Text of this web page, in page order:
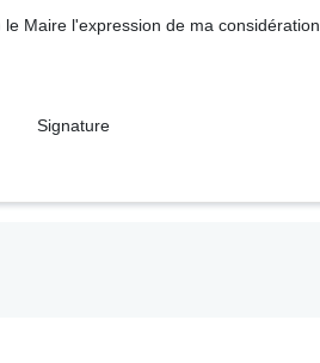
Maire l'expression de ma considération